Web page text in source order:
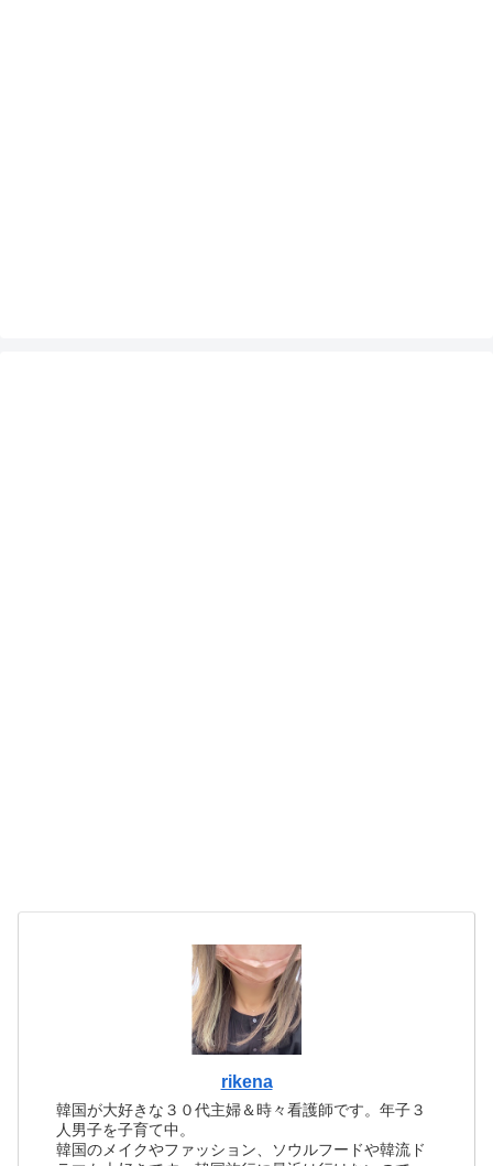
rikena
韓国が大好きな３０代主婦＆時々看護師です。年子３
人男子を子育て中。
韓国のメイクやファッション、ソウルフードや韓流ド